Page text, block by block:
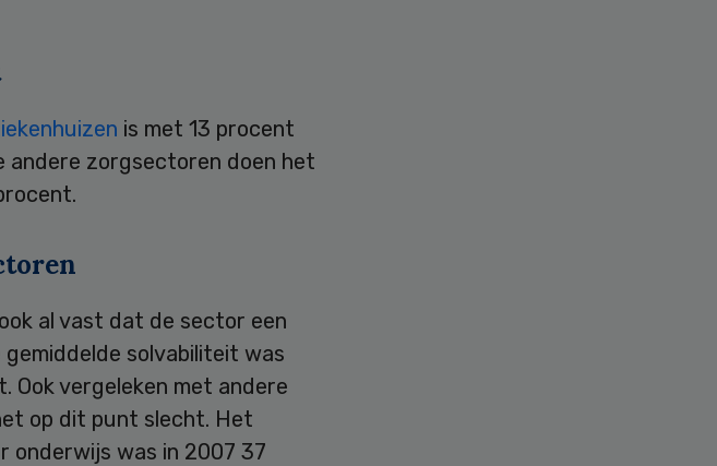
is met 13 procent
andere zorgsectoren doen het
al vast dat de sector een
solvabiliteit was
Ook vergeleken met andere
op dit punt slecht. Het
onderwijs was in 2007 37